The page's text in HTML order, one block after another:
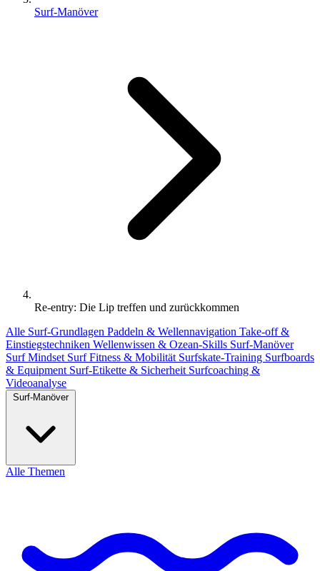
Surf-Manöver
Re-entry: Die Lip treffen und zurückkommen
Alle Surf-Grundlagen Paddeln & Wellennavigation Take-off &
Einstiegstechniken Wellenwissen & Ozean-Skills Surf-Manöver
Surf Mindset Surf Fitness & Mobilität Surfskate-Training Surfboards
& Equipment Surf-Etikette & Sicherheit Surfcoaching &
Videoanalyse
Surf-Manöver
Alle Themen